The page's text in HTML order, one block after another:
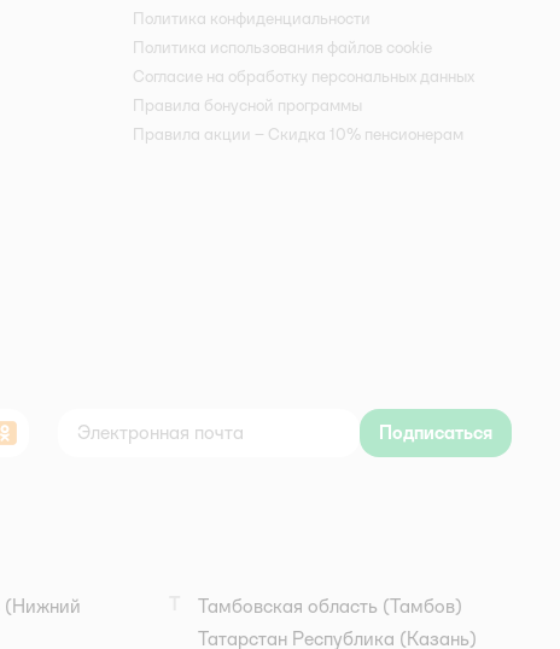
Политика конфиденциальности
Политика использования файлов cookie
Согласие на обработку персональных данных
Правила бонусной программы
Правила акции – Скидка 10% пенсионерам
Одноклассники Подписаться
(Нижний
Тамбовская область (Тамбов)
Татарстан Республика (Казань)